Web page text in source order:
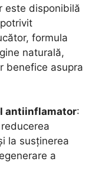
este disponibilă
formula
naturală,
benefice asupra
antiinflamator:
la susținerea
a